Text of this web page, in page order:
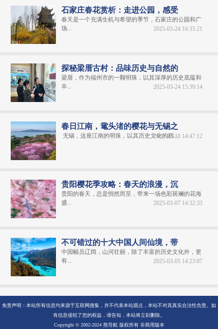
石家庄春花赏析：走进公园，感受
春天是一个充满生机与希望的季节，石家庄的公园和广
场...
2025-03-24 16:35:21
探秘梁厝古村：品味历史与自然的
梁厝，作为福州市的一颗明珠，以其深厚的历史底蕴和
丰...
2025-03-24 15:39:14
春日江南，鼋头渚的樱花与无锡之
无锡，这座江南的明珠，以其历史文化的积...2025-03-18 14:47:12
贵阳樱花季攻略：春天的浪漫，沉
贵阳的春天，总是悄然而至，带来一场色彩斑斓的花海
盛...
2025-03-07 14:32:33
不可错过的十大中国人间仙境，带
中国幅员辽阔，山河壮丽，除了丰富的历史文化外，更
有...
2025-03-05 14:23:07
免责声明：本站所有信息均来源于互联网搜集，并不代表本站观点，本站不对其真实合法性负责。如
有信息侵犯了您的权益，请告知，本站将立刻删除。
Copyright © 2002-2024 熊导航 版权所有 非商用版本